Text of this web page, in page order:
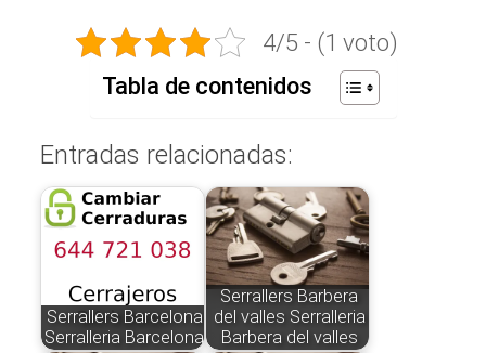
4/5 - (1 voto)
Tabla de contenidos
Entradas relacionadas:
Serrallers Barcelona
Serralleria Barcelona
Serrallers Barbera
del valles Serralleria
Barbera del valles